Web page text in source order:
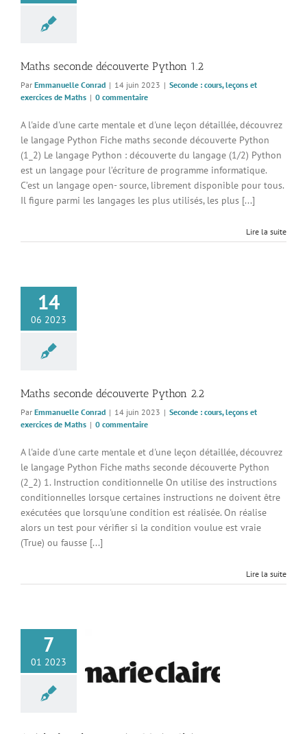
Maths seconde découverte Python 1.2
Par Emmanuelle Conrad | 14 juin 2023 | Seconde : cours, leçons et
exercices de Maths | 0 commentaire
A l'aide d'une carte mentale et d'une leçon détaillée, découvrez
le langage Python Fiche maths seconde découverte Python
(1_2) Le langage Python : découverte du langage (1/2) Python
est un langage pour l’écriture de programme informatique.
C’est un langage open- source, librement disponible pour tous.
Il figure parmi les langages les plus utilisés, les plus [...]
Lire la suite
14
06 2023
Maths seconde découverte Python 2.2
Par Emmanuelle Conrad | 14 juin 2023 | Seconde : cours, leçons et
exercices de Maths | 0 commentaire
A l'aide d'une carte mentale et d'une leçon détaillée, découvrez
le langage Python Fiche maths seconde découverte Python
(2_2) 1. Instruction conditionnelle On utilise des instructions
conditionnelles lorsque certaines instructions ne doivent être
exécutées que lorsqu'une condition est réalisée. On réalise
alors un test pour vérifier si la condition voulue est vraie
(True) ou fausse [...]
Lire la suite
7
01 2023
le magazine